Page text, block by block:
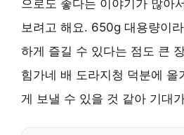
으로도 좋다는 이야기가 많아
보려고 해요. 650g 대용량이
하게 즐길 수 있다는 점도 큰
힘가네 배 도라지청 덕분에 올
게 보낼 수 있을 것 같아 기대